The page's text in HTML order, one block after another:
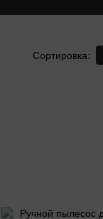
Сортировка: